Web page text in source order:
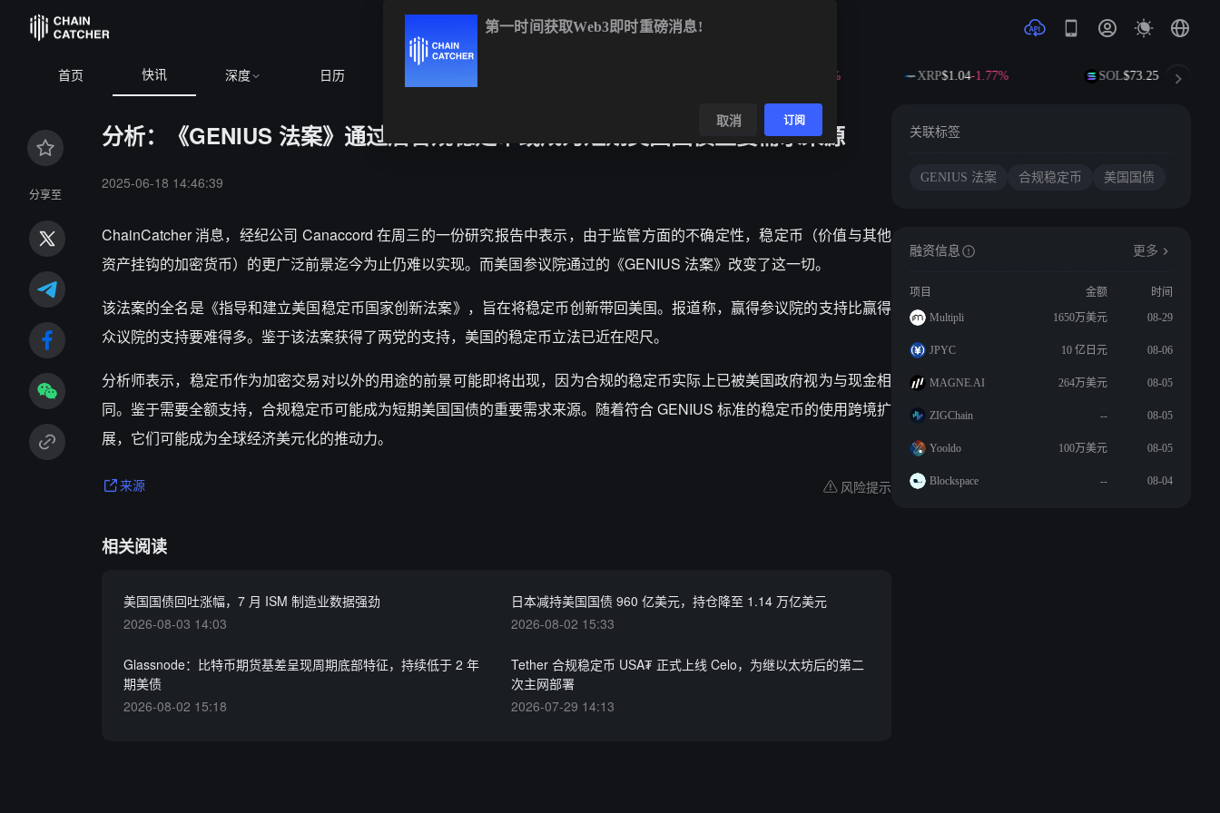
首页 快讯 深度 日历 XRP$1.04-1.77% SOL$73.25-1.15%
分享至
分析：《GENIUS 法案》通过后合规稳定币或成为短期美国国债重要需求来源
2025-06-18 14:46:39
ChainCatcher 消息，经纪公司 Canaccord 在周三的一份研究报告中表示，由于监管方面的不确定性，稳定币（价值与其他
资产挂钩的加密货币）的更广泛前景迄今为止仍难以实现。而美国参议院通过的《GENIUS 法案》改变了这一切。
该法案的全名是《指导和建立美国稳定币国家创新法案》，旨在将稳定币创新带回美国。报道称，赢得参议院的支持比赢得
众议院的支持要难得多。鉴于该法案获得了两党的支持，美国的稳定币立法已近在咫尺。
分析师表示，稳定币作为加密交易对以外的用途的前景可能即将出现，因为合规的稳定币实际上已被美国政府视为与现金相
同。鉴于需要全额支持，合规稳定币可能成为短期美国国债的重要需求来源。随着符合 GENIUS 标准的稳定币的使用跨境扩
展，它们可能成为全球经济美元化的推动力。
来源 风险提示
相关阅读
美国国债回吐涨幅，7 月 ISM 制造业数据强劲
2026-08-03 14:03
日本减持美国国债 960 亿美元，持仓降至 1.14 万亿美元
2026-08-02 15:33
Glassnode：比特币期货基差呈现周期底部特征，持续低于 2 年
期美债
2026-08-02 15:18
Tether 合规稳定币 USA₮ 正式上线 Celo，为继以太坊后的第二
次主网部署
2026-07-29 14:13
关联标签
GENIUS 法案 合规稳定币 美国国债
融资信息 更多
项目 金额
时间
Multipli
1650万美元 08-29
JPYC 10 亿日元 08-06
MAGNE.AI 264万美元 08-05
ZIGChain -- 08-05
Yooldo 100万美元 08-05
Blockspace -- 08-04
第一时间获取Web3即时重磅消息!
取消 订阅